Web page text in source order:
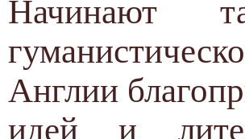
Начинают
Англии
идей и